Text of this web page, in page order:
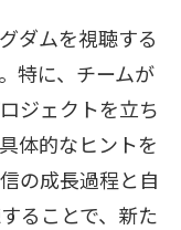
ダムを視聴する
特に、チームが
ジェクトを立ち
体的なヒントを
の成長過程と自
ることで、新た